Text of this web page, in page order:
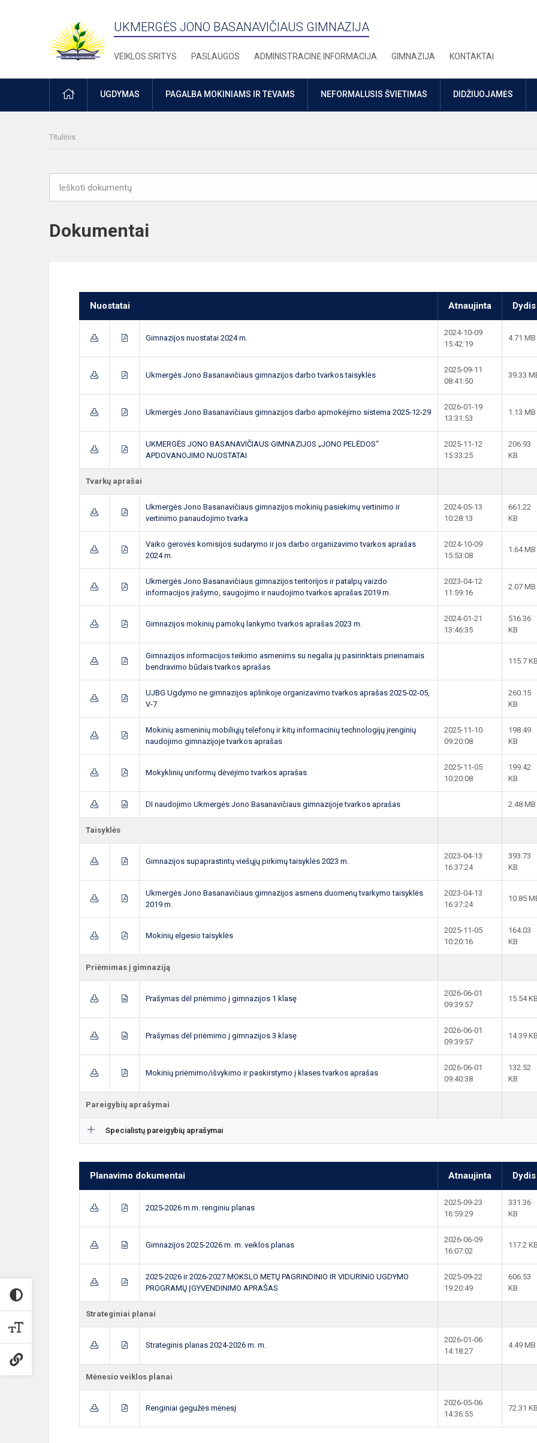
UKMERGĖS JONO BASANAVIČIAUS GIMNAZIJA
VEIKLOS SRITYS PASLAUGOS ADMINISTRACINĖ INFORMACIJA GIMNAZIJA KONTAKTAI
PRADŽIAUGDYMAS PAGALBA MOKINIAMS IR TĖVAMS NEFORMALUSIS ŠVIETIMAS DIDŽIUOJAMĖS
Titulinis
Dokumentai
Nuostatai Atnaujinta Dydis
Gimnazijos nuostatai 2024 m.
2024-10-09
15:42:19
4.71 MB
Ukmergės Jono Basanavičiaus gimnazijos darbo tvarkos taisyklės
2025-09-11
08:41:50
39.33
Ukmergės Jono Basanavičiaus gimnazijos darbo apmokėjimo sistema 2025-12-29
2026-01-19
13:31:53
1.13 MB
UKMERGĖS JONO BASANAVIČIAUS GIMNAZIJOS „JONO PELĖDOS“
APDOVANOJIMO NUOSTATAI
2025-11-12
15:33:25
206.93
KB
Tvarkų aprašai
Ukmergės Jono Basanavičiaus gimnazijos mokinių pasiekimų vertinimo ir
vertinimo panaudojimo tvarka
2024-05-13
10:28:13
661.22
KB
Vaiko gerovės komisijos sudarymo ir jos darbo organizavimo tvarkos aprašas
2024 m.
2024-10-09
15:53:08
1.64 MB
Ukmergės Jono Basanavičiaus gimnazijos teritorijos ir patalpų vaizdo
informacijos įrašymo, saugojimo ir naudojimo tvarkos aprašas 2019 m.
2023-04-12
11:59:16
2.07 MB
Gimnazijos mokinių pamokų lankymo tvarkos aprašas 2023 m.
2024-01-21
13:46:35
516.36
KB
Gimnazijos informacijos teikimo asmenims su negalia jų pasirinktais prieinamais
bendravimo būdais tvarkos aprašas
115.7
UJBG Ugdymo ne gimnazijos aplinkoje organizavimo tvarkos aprašas 2025-02-05,
V-7
260.15
KB
Mokinių asmeninių mobiliųjų telefonų ir kitų informacinių technologijų įrenginių
naudojimo gimnazijoje tvarkos aprašas
2025-11-10
09:20:08
198.49
KB
Mokyklinių uniformų dėvėjimo tvarkos aprašas
2025-11-05
10:20:08
199.42
KB
DI naudojimo Ukmergės Jono Basanavičiaus gimnazijoje tvarkos aprašas 2.48 MB
Taisyklės
Gimnazijos supaprastintų viešųjų pirkimų taisyklės 2023 m.
2023-04-13
16:37:24
393.73
KB
Ukmergės Jono Basanavičiaus gimnazijos asmens duomenų tvarkymo taisyklės
2019 m.
2023-04-13
16:37:24
10.85
Mokinių elgesio taisyklės
2025-11-05
10:20:16
164.03
KB
Priėmimas į gimnaziją
Prašymas dėl priėmimo į gimnazijos 1 klasę
2026-06-01
09:39:57
15.54
Prašymas dėl priėmimo į gimnazijos 3 klasę
2026-06-01
09:39:57
14.39
Mokinių priėmimo/išvykimo ir paskirstymo į klases tvarkos aprašas
2026-06-01
09:40:38
132.52
KB
Pareigybių aprašymai
Specialistų pareigybių aprašymai
Planavimo dokumentai Atnaujinta Dydis
2025-2026 m.m. renginiu planas
2025-09-23
16:59:29
331.36
KB
Gimnazijos 2025-2026 m. m. veiklos planas
2026-06-09
16:07:02
117.2
2025-2026 ir 2026-2027 MOKSLO METŲ PAGRINDINIO IR VIDURINIO UGDYMO
PROGRAMŲ ĮGYVENDINIMO APRAŠAS
2025-09-22
19:20:49
606.53
KB
Strateginiai planai
Strateginis planas 2024-2026 m. m.
2026-01-06
14:18:27
4.49 MB
Mėnesio veiklos planai
Renginiai gegužės mėnesį
2026-05-06
14:36:55
72.31